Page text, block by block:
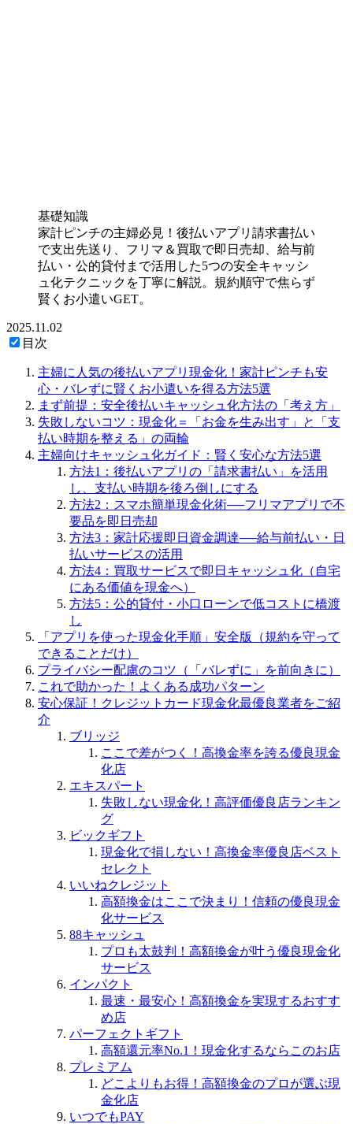
基礎知識
家計ピンチの主婦必見！後払いアプリ請求書払い
で支出先送り、フリマ＆買取で即日売却、給与前
払い・公的貸付まで活用した5つの安全キャッシ
ュ化テクニックを丁寧に解説。規約順守で焦らず
賢くお小遣いGET。
2025.11.02
目次
主婦に人気の後払いアプリ現金化！家計ピンチも安
心・バレずに賢くお小遣いを得る方法5選
まず前提：安全後払いキャッシュ化方法の「考え方」
失敗しないコツ：現金化＝「お金を生み出す」と「支
払い時期を整える」の両輪
主婦向けキャッシュ化ガイド：賢く安心な方法5選
方法1：後払いアプリの「請求書払い」を活用
し、支払い時期を後ろ倒しにする
方法2：スマホ簡単現金化術──フリマアプリで不
要品を即日売却
方法3：家計応援即日資金調達──給与前払い・日
払いサービスの活用
方法4：買取サービスで即日キャッシュ化（自宅
にある価値を現金へ）
方法5：公的貸付・小口ローンで低コストに橋渡
し
「アプリを使った現金化手順」安全版（規約を守って
できることだけ）
プライバシー配慮のコツ（「バレずに」を前向きに）
これで助かった！よくある成功パターン
安心保証！クレジットカード現金化最優良業者をご紹
介
ブリッジ
ここで差がつく！高換金率を誇る優良現金
化店
エキスパート
失敗しない現金化！高評価優良店ランキン
グ
ビックギフト
現金化で損しない！高換金率優良店ベスト
セレクト
いいねクレジット
高額換金はここで決まり！信頼の優良現金
化サービス
88キャッシュ
プロも太鼓判！高額換金が叶う優良現金化
サービス
インパクト
最速・最安心！高額換金を実現するおすす
め店
パーフェクトギフト
高額還元率No.1！現金化するならこのお店
プレミアム
どこよりもお得！高額換金のプロが選ぶ現
金化店
いつでもPAY